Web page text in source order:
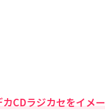
CDラジカセをイメー